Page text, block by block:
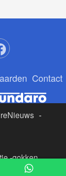
Contact
-
-gokken